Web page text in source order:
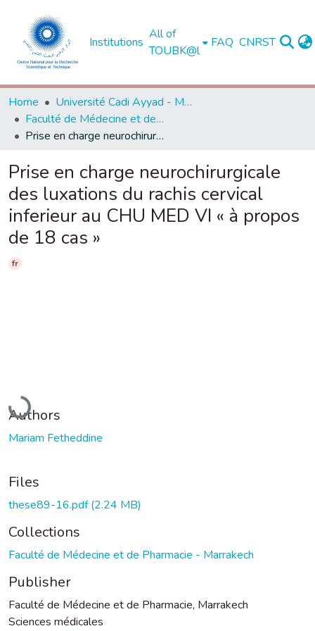
Institutions
All of
TOUBK@l
FAQ CNRST
Home
Université Cadi Ayyad - Marrakech
Faculté de Médecine et de Pharmacie - Marrakech
Prise en charge neurochirurgicale des luxations du rachis cervical inferieur au CHU MED VI « à propos de 18 cas »
Prise en charge neurochirurgicale
des luxations du rachis cervical
inferieur au CHU MED VI « à propos
de 18 cas »
fr
Loading...
Authors
Mariam Fetheddine
Files
these89-16.pdf(2.24 MB)
Collections
Faculté de Médecine et de Pharmacie - Marrakech
Publisher
Faculté de Médecine et de Pharmacie, Marrakech
Sciences médicales